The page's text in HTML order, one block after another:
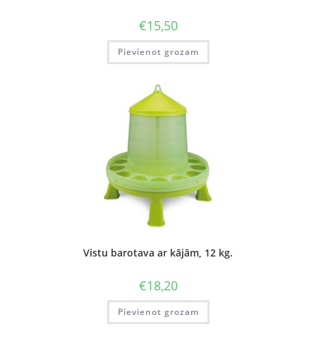
€15,50
Pievienot grozam
Vistu barotava ar kājām, 12 kg.
€18,20
Pievienot grozam